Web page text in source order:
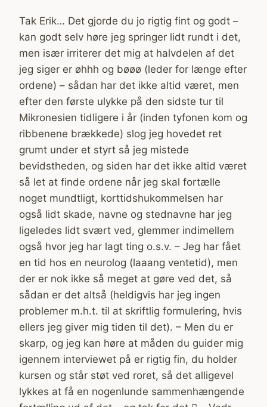
Tak Erik… Det gjorde du jo rigtig fint og godt –
kan godt selv høre jeg springer lidt rundt i det,
men især irriterer det mig at halvdelen af det
jeg siger er øhhh og bøøø (leder for længe efter
ordene) – sådan har det ikke altid været, men
efter den første ulykke på den sidste tur til
Mikronesien tidligere i år (inden tyfonen kom og
ribbenene brækkede) slog jeg hovedet ret
grumt under et styrt så jeg mistede
bevidstheden, og siden har det ikke altid været
så let at finde ordene når jeg skal fortælle
noget mundtligt, korttidshukommelsen har
også lidt skade, navne og stednavne har jeg
ligeledes lidt svært ved, glemmer indimellem
også hvor jeg har lagt ting o.s.v. – Jeg har fået
en tid hos en neurolog (laaang ventetid), men
der er nok ikke så meget at gøre ved det, så
sådan er det altså (heldigvis har jeg ingen
problemer m.h.t. til at skriftlig formulering, hvis
ellers jeg giver mig tiden til det). – Men du er
skarp, og jeg kan høre at måden du guider mig
igennem interviewet på er rigtig fin, du holder
kursen og står støt ved roret, så det alligevel
lykkes at få en nogenlunde sammenhængende